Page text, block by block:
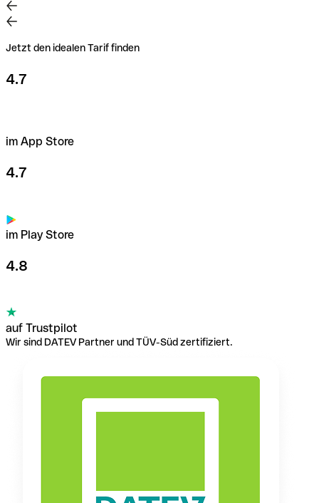
Jetzt den idealen Tarif finden
4.7
im App Store
4.7
im Play Store
4.8
auf Trustpilot
Wir sind DATEV Partner und TÜV-Süd zertifiziert.